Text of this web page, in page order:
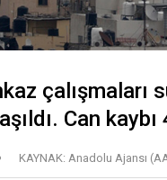
çalışmaları
Can
KAYNAK: Anadolu Ajansı